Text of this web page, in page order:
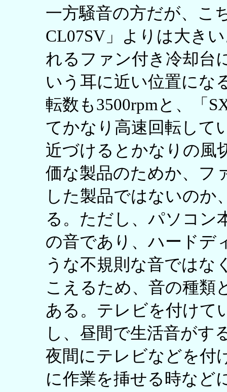
一方騒音の方だが、こ
CL07SV」よりは大き
れるファン付き冷却台
いう耳に近い位置にな
転数も3500rpmと、「
てかなり高速回転して
近づけるとかなりの風
価な製品のためか、フ
した製品ではないのか
る。ただし、パソコン
の音であり、ハードデ
うな不規則な音ではな
こえるため、音の種類
ある。テレビを付けて
し、昼間で生活音がす
夜間にテレビなどを付
に作業を挿せる時など